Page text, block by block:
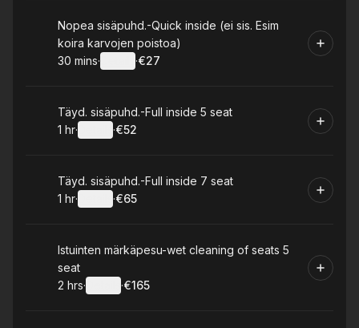
Book
Nopea sisäpuhd.-Quick inside (ei sis. Esim
koira karvojen poistoa)
.Duration:
30 mins· ·
.Price
€27
Book
Täyd. sisäpuhd.-Full inside 5 seat
. Duration :
1 hr· ·
.Price
€52
Book
Täyd. sisäpuhd.-Full inside 7 seat
. Duration :
1 hr· ·
.Price
€65
Book
Istuinten märkäpesu-wet cleaning of seats 5
seat
. Duration:
2 hrs· ·
.Price
€165